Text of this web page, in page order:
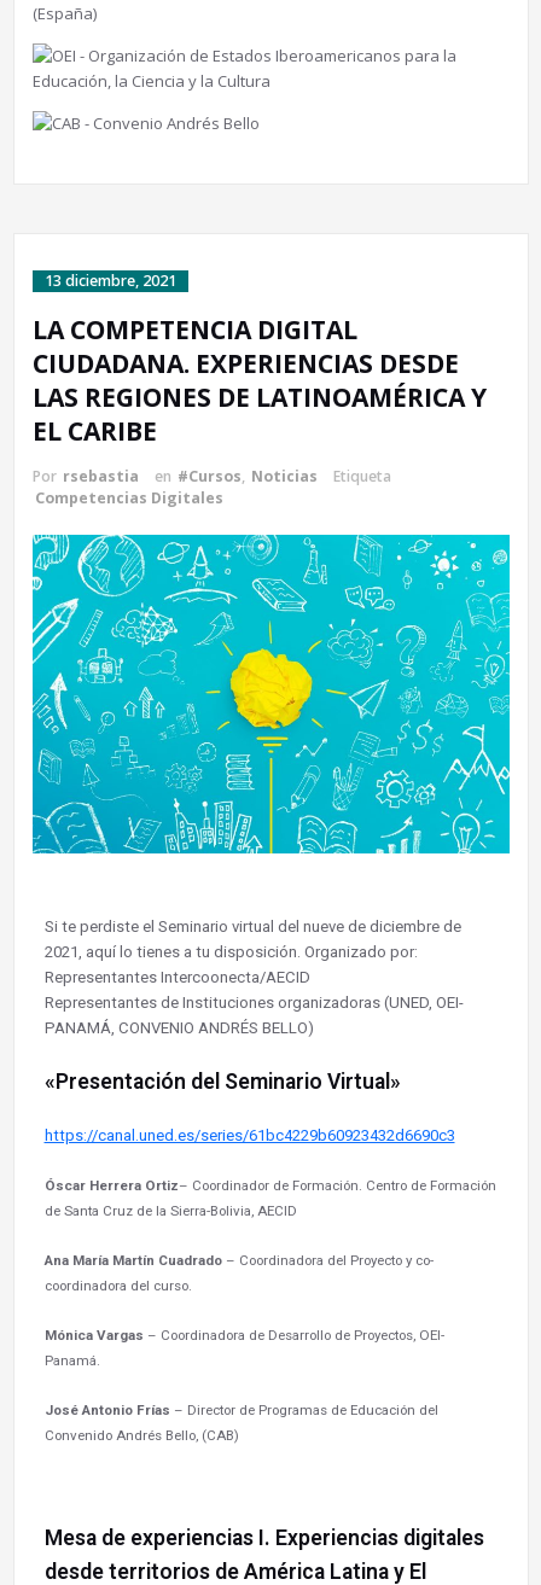
13 diciembre, 2021
LA COMPETENCIA DIGITAL
CIUDADANA. EXPERIENCIAS DESDE
LAS REGIONES DE LATINOAMÉRICA Y
EL CARIBE
Por rsebastia en #Cursos, Noticias
Etiqueta
Competencias Digitales
Si te perdiste el Seminario virtual del nueve de diciembre de
2021, aquí lo tienes a tu disposición. Organizado por:
Representantes Intercoonecta/AECID
Representantes de Instituciones organizadoras (UNED, OEI-
PANAMÁ, CONVENIO ANDRÉS BELLO)
«Presentación del Seminario Virtual»
https://canal.uned.es/series/61bc4229b60923432d6690c3
Óscar Herrera Ortiz– Coordinador de Formación. Centro de Formación
de Santa Cruz de la Sierra-Bolivia, AECID
Ana María Martín Cuadrado– Coordinadora del Proyecto y co-
coordinadora del curso.
Mónica Vargas – Coordinadora de Desarrollo de Proyectos, OEI-
Panamá.
José Antonio Frías – Director de Programas de Educación del
Convenido Andrés Bello, (CAB)
Mesa de experiencias I. Experiencias digitales
desde territorios de América Latina y El